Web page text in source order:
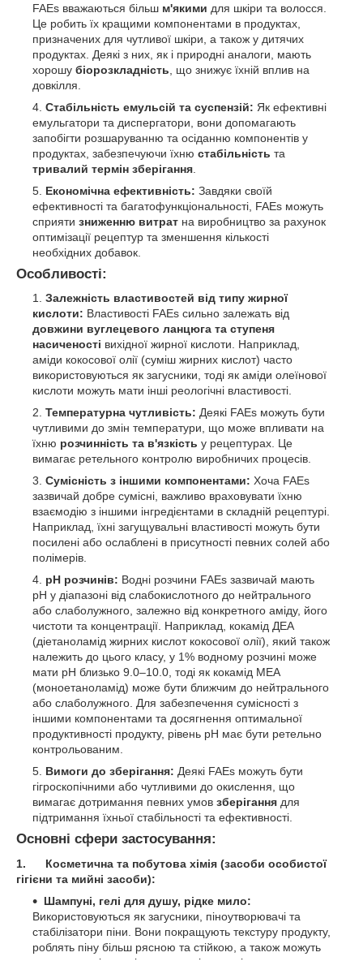
FAEs вважаються більш м'якими для шкіри та волосся.
Це робить їх кращими компонентами в продуктах,
призначених для чутливої шкіри, а також у дитячих
продуктах. Деякі з них, як і природні аналоги, мають
хорошу біорозкладність , що знижує їхній вплив на
довкілля.
Стабільність емульсій та суспензій: Як ефективні
емульгатори та диспергатори, вони допомагають
запобігти розшаруванню та осіданню компонентів у
продуктах, забезпечуючи їхню стабільність та
тривалий термін зберігання
Економічна ефективність: Завдяки своїй
ефективності та багатофункціональності, FAEs можуть
сприяти зниженню витрат на виробництво за рахунок
оптимізації рецептур та зменшення кількості
необхідних добавок.
Особливості:
Залежність властивостей від типу жирної
кислоти: Властивості FAEs сильно залежать від
довжини вуглецевого ланцюга та ступеня
насиченості вихідної жирної кислоти. Наприклад,
аміди кокосової олії (суміш жирних кислот) часто
використовуються як загусники, тоді як аміди олеїнової
кислоти можуть мати інші реологічні властивості.
Температурна чутливість: Деякі FAEs можуть бути
чутливими до змін температури, що може впливати на
їхню розчинність та в'язкість у рецептурах. Це
вимагає ретельного контролю виробничих процесів.
Сумісність з іншими компонентами: Хоча FAEs
зазвичай добре сумісні, важливо враховувати їхню
взаємодію з іншими інгредієнтами в складній рецептурі.
Наприклад, їхні загущувальні властивості можуть бути
посилені або ослаблені в присутності певних солей або
полімерів.
pH розчинів: Водні розчини FAEs зазвичай мають
pH у діапазоні від слабокислотного до нейтрального
або слаболужного, залежно від конкретного аміду, його
чистоти та концентрації. Наприклад, кокамід ДЕА
(діетаноламід жирних кислот кокосової олії), який також
належить до цього класу, у 1% водному розчині може
мати pH близько 9.0–10.0, тоді як кокамід МЕА
(моноетаноламід) може бути ближчим до нейтрального
або слаболужного. Для забезпечення сумісності з
іншими компонентами та досягнення оптимальної
продуктивності продукту, рівень pH має бути ретельно
контрольованим.
Вимоги до зберігання: Деякі FAEs можуть бути
гігроскопічними або чутливими до окислення, що
вимагає дотримання певних умов зберігання для
підтримання їхньої стабільності та ефективності.
Основні сфери застосування:
1. Косметична та побутова хімія (засоби особистої
гігієни та мийні засоби):
Шампуні, гелі для душу, рідке мило:
Використовуються як загусники, піноутворювачі та
стабілізатори піни. Вони покращують текстуру продукту,
роблять піну більш рясною та стійкою, а також можуть